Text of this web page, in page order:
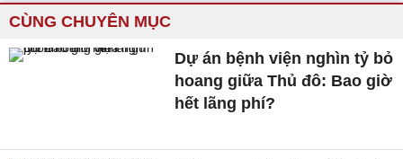
CÙNG CHUYÊN MỤC
Dự án bệnh viện nghìn tỷ bỏ
hoang giữa Thủ đô: Bao giờ
hết lãng phí?